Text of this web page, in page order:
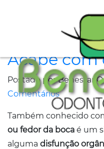
Clínica
Tratamentos
Acabe
Postado por Benestar
Comentários
Também conhecido
ou fedor da boca é um
alguma disfunção